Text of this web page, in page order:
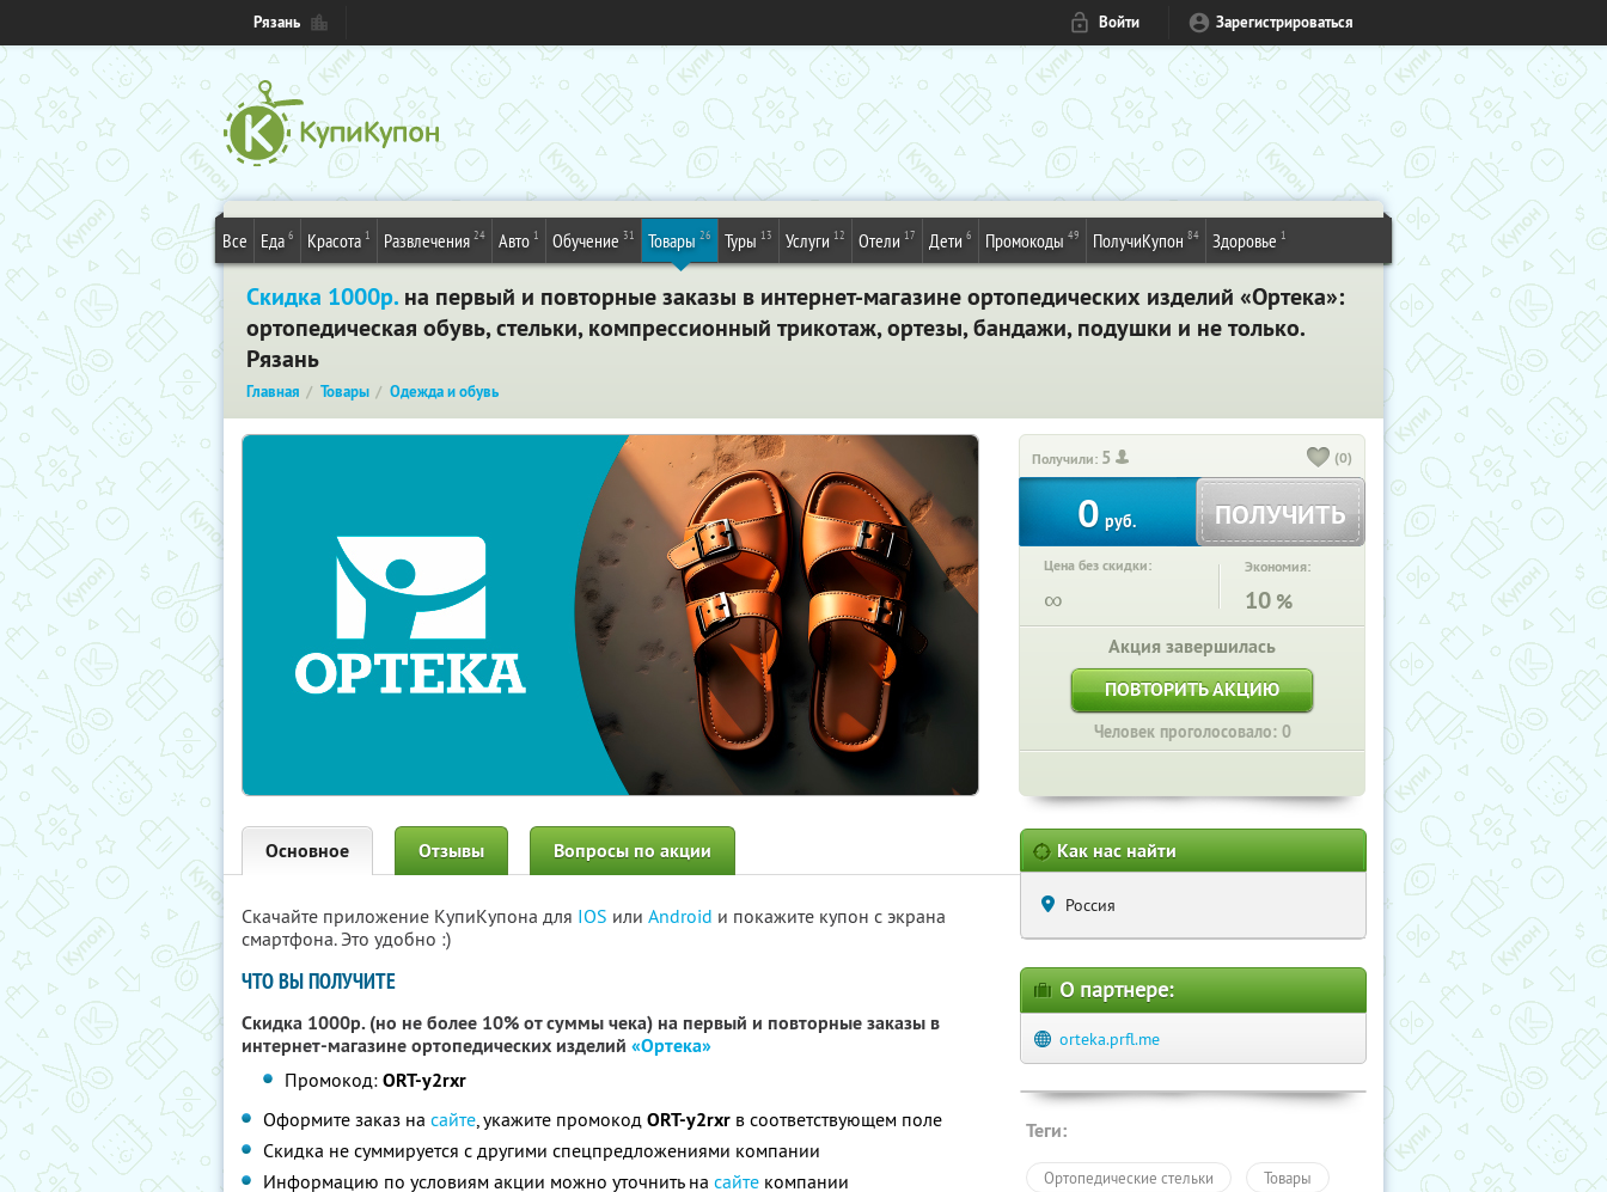
Рязань Войти Зарегистрироваться
Все Еда 6 Красота 1 Развлечения 24 Авто 1 Обучение 31 Товары 26 Туры 13 Услуги 12 Отели 17 Дети 6 Промокоды 49 ПолучиКупон 84 Здоровье 1
Скидка 1000р. на первый и повторные заказы в интернет-магазине ортопедических изделий «Ортека»:
ортопедическая обувь, стельки, компрессионный трикотаж, ортезы, бандажи, подушки и не только.
Рязань
Главная Товары Одежда и обувь
Получили: 5 (0)
0 руб. ПОЛУЧИТЬ
Цена без скидки:
∞
Экономия:
10 %
Акция завершилась
ПОВТОРИТЬ АКЦИЮ
Человек проголосовало: 0
Основное Отзывы Вопросы по акции
Скачайте приложение КупиКупона для IOS или Android и покажите купон с экрана
смартфона. Это удобно :)
ЧТО ВЫ ПОЛУЧИТЕ
Скидка 1000р. (но не более 10% от суммы чека) на первый и повторные заказы в
интернет-магазине ортопедических изделий «Ортека»
Промокод:ORT-y2rxr
Оформите заказ на сайте, укажите промокод ORT-y2rxr в соответствующем поле
Скидка не суммируется с другими спецпредложениями компании
Информацию по условиям акции можно уточнить на сайте компании
Как нас найти
Россия
О партнере:
orteka.prfl.me
Теги:
Ортопедические стельки Товары